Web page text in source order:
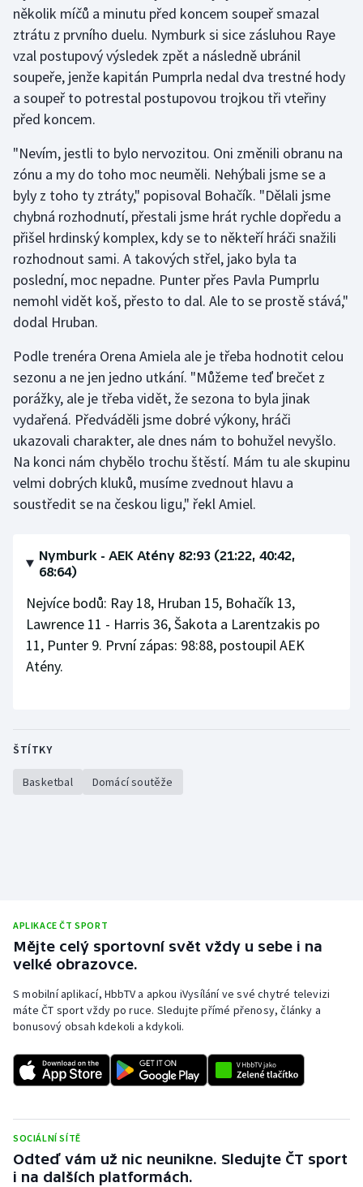
několik míčů a minutu před koncem soupeř smazal
ztrátu z prvního duelu. Nymburk si sice zásluhou Raye
vzal postupový výsledek zpět a následně ubránil
soupeře, jenže kapitán Pumprla nedal dva trestné hody
a soupeř to potrestal postupovou trojkou tři vteřiny
před koncem.
"Nevím, jestli to bylo nervozitou. Oni změnili obranu na
zónu a my do toho moc neuměli. Nehýbali jsme se a
byly z toho ty ztráty," popisoval Bohačík. "Dělali jsme
chybná rozhodnutí, přestali jsme hrát rychle dopředu a
přišel hrdinský komplex, kdy se to někteří hráči snažili
rozhodnout sami. A takových střel, jako byla ta
poslední, moc nepadne. Punter přes Pavla Pumprlu
nemohl vidět koš, přesto to dal. Ale to se prostě stává,"
dodal Hruban.
Podle trenéra Orena Amiela ale je třeba hodnotit celou
sezonu a ne jen jedno utkání. "Můžeme teď brečet z
porážky, ale je třeba vidět, že sezona to byla jinak
vydařená. Předváděli jsme dobré výkony, hráči
ukazovali charakter, ale dnes nám to bohužel nevyšlo.
Na konci nám chybělo trochu štěstí. Mám tu ale skupinu
velmi dobrých kluků, musíme zvednout hlavu a
soustředit se na českou ligu," řekl Amiel.
Nymburk - AEK Atény 82:93 (21:22, 40:42,
68:64)
Nejvíce bodů: Ray 18, Hruban 15, Bohačík 13,
Lawrence 11 - Harris 36, Šakota a Larentzakis po
11, Punter 9. První zápas: 98:88, postoupil AEK
Atény.
ŠTÍTKY
Basketbal Domácí soutěže
APLIKACE ČT SPORT
Mějte celý sportovní svět vždy u sebe i na
velké obrazovce.
S mobilní aplikací, HbbTV a apkou iVysílání ve své chytré televizi
máte ČT sport vždy po ruce. Sledujte přímé přenosy, články a
bonusový obsah kdekoli a kdykoli.
SOCIÁLNÍ SÍTĚ
Odteď vám už nic neunikne. Sledujte ČT sport
i na dalších platformách.